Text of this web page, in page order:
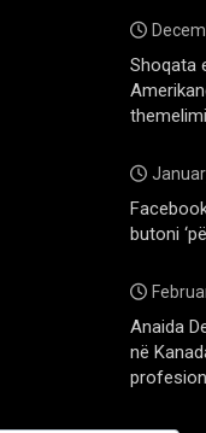
Shoqata
butoni
Anaida
në